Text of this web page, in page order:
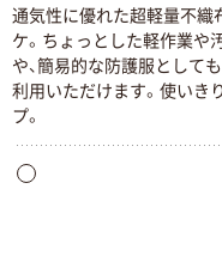
通気性に優れた超軽量不織
ケ。ちょっとした軽作業や
や、簡易的な防護服として
利用いただけます。使いき
プ。